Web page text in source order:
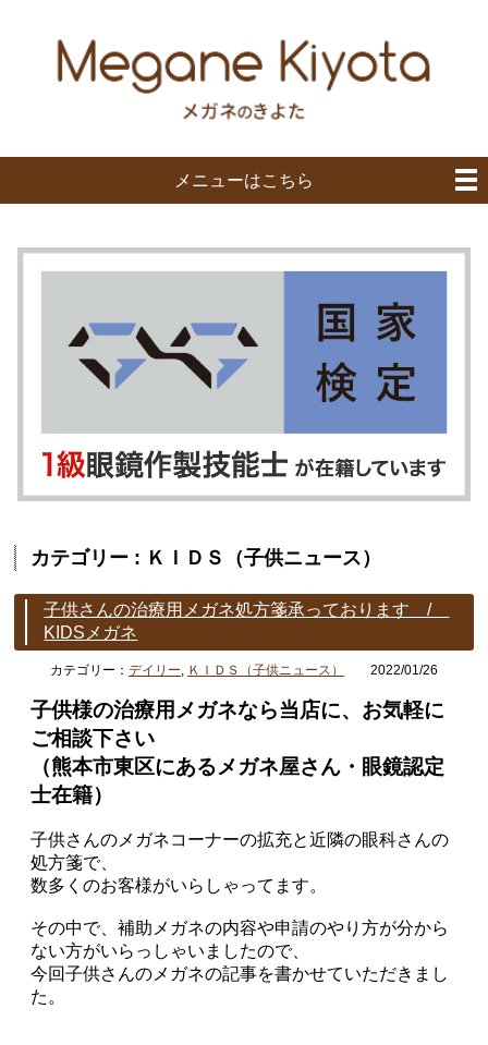
メニューはこちら
カテゴリー : ＫＩＤＳ（子供ニュース）
子供さんの治療用メガネ処方箋承っております /
KIDSメガネ
カテゴリー： デイリー, ＫＩＤＳ（子供ニュース） 2022/01/26
子供様の治療用メガネなら当店に、お気軽に
ご相談下さい
（熊本市東区にあるメガネ屋さん・眼鏡認定
士在籍）
子供さんのメガネコーナーの拡充と近隣の眼科さんの
処方箋で、
数多くのお客様がいらしゃってます。
その中で、補助メガネの内容や申請のやり方が分から
ない方がいらっしゃいましたので、
今回子供さんのメガネの記事を書かせていただきまし
た。